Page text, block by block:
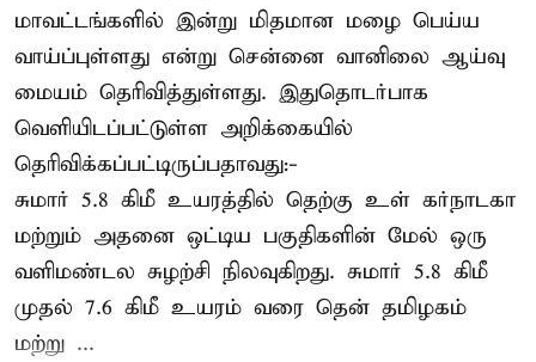
மாவட்டங்களில் இன்று மிதமான மழை பெய்ய
வாய்ப்புள்ளது என்று சென்னை வானிலை ஆய்வு
மையம் தெரிவித்துள்ளது. இதுதொடர்பாக
வெளியிடப்பட்டுள்ள அறிக்கையில்
தெரிவிக்கப்பட்டிருப்பதாவது:-
சுமார் 5.8 கிமீ உயரத்தில் தெற்கு உள் கர்நாடகா
மற்றும் அதனை ஒட்டிய பகுதிகளின் மேல் ஒரு
வளிமண்டல சுழற்சி நிலவுகிறது. சுமார் 5.8 கிமீ
முதல் 7.6 கிமீ உயரம் வரை தென் தமிழகம்
மற்று ...